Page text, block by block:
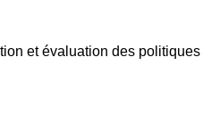
et évaluation des politiques